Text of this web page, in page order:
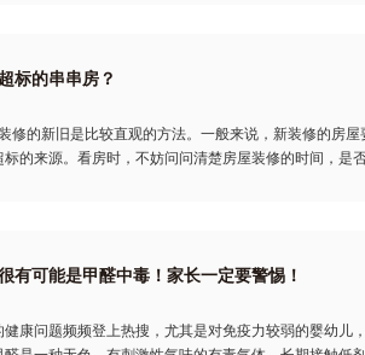
标的串串房？
修的新旧是比较直观的方法。一般来说，新装修的房
的来源。看房时，不妨问问清楚房屋装修的时间，
有可能是甲醛中毒！家长一定要警惕！
康问题频频登上热搜，尤其是对免疫力较弱的婴幼